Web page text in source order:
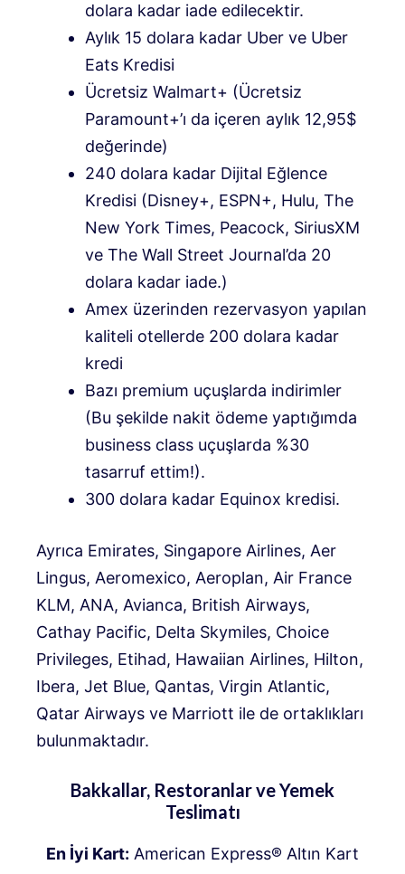
dolara kadar iade edilecektir.
Aylık 15 dolara kadar Uber ve Uber
Eats Kredisi
Ücretsiz Walmart+ (Ücretsiz
Paramount+’ı da içeren aylık 12,95$
değerinde)
240 dolara kadar Dijital Eğlence
Kredisi (Disney+, ESPN+, Hulu, The
New York Times, Peacock, SiriusXM
ve The Wall Street Journal’da 20
dolara kadar iade.)
Amex üzerinden rezervasyon yapılan
kaliteli otellerde 200 dolara kadar
kredi
Bazı premium uçuşlarda indirimler
(Bu şekilde nakit ödeme yaptığımda
business class uçuşlarda %30
tasarruf ettim!).
300 dolara kadar Equinox kredisi.
Ayrıca Emirates, Singapore Airlines, Aer
Lingus, Aeromexico, Aeroplan, Air France
KLM, ANA, Avianca, British Airways,
Cathay Pacific, Delta Skymiles, Choice
Privileges, Etihad, Hawaiian Airlines, Hilton,
Ibera, Jet Blue, Qantas, Virgin Atlantic,
Qatar Airways ve Marriott ile de ortaklıkları
bulunmaktadır.
Bakkallar, Restoranlar ve Yemek
Teslimatı
En İyi Kart: American Express® Altın Kart